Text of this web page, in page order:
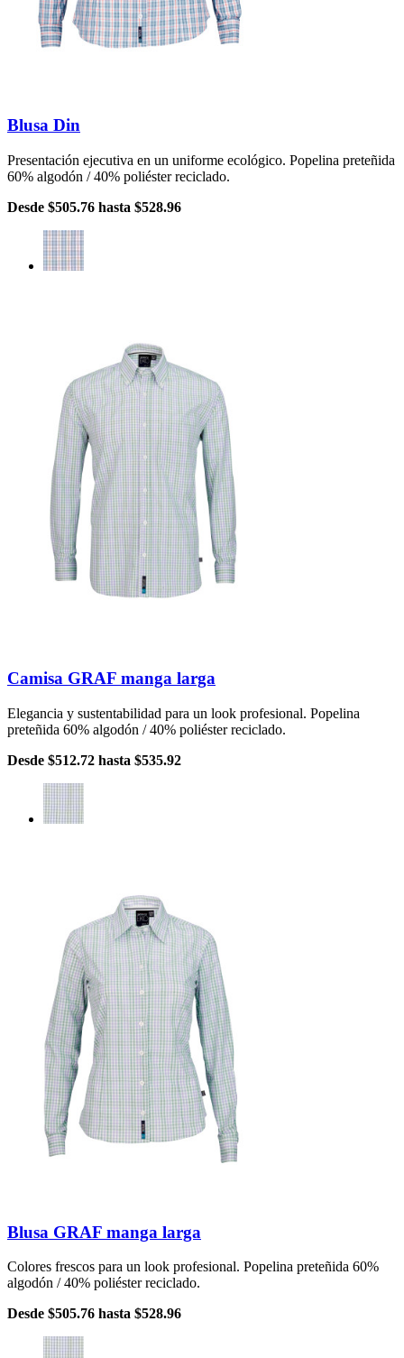
Blusa Din
Presentación ejecutiva en un uniforme ecológico. Popelina preteñida
60% algodón / 40% poliéster reciclado.
Desde $505.76 hasta $528.96
Camisa GRAF manga larga
Elegancia y sustentabilidad para un look profesional. Popelina
preteñida 60% algodón / 40% poliéster reciclado.
Desde $512.72 hasta $535.92
Blusa GRAF manga larga
Colores frescos para un look profesional. Popelina preteñida 60%
algodón / 40% poliéster reciclado.
Desde $505.76 hasta $528.96